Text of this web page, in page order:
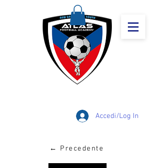
Accedi/Log In
← Precedente